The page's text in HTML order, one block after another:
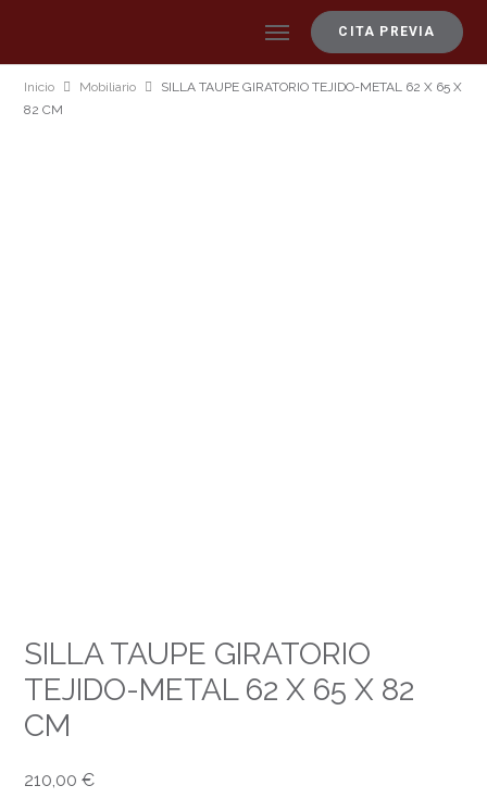
CITA PREVIA
Inicio Mobiliario
SILLA TAUPE GIRATORIO TEJIDO-METAL 62 X 65 X
82 CM
SILLA TAUPE GIRATORIO
TEJIDO-METAL 62 X 65 X 82
CM
210,00€